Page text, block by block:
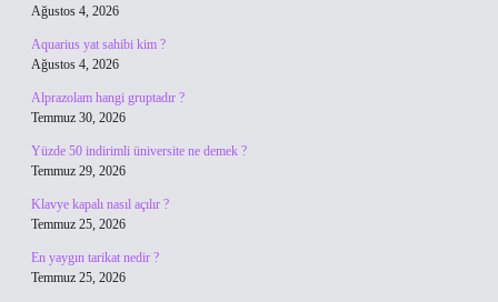
Ağustos 4, 2026
Aquarius yat sahibi kim ?
Ağustos 4, 2026
Alprazolam hangi gruptadır ?
Temmuz 30, 2026
Yüzde 50 indirimli üniversite ne demek ?
Temmuz 29, 2026
Klavye kapalı nasıl açılır ?
Temmuz 25, 2026
En yaygın tarikat nedir ?
Temmuz 25, 2026